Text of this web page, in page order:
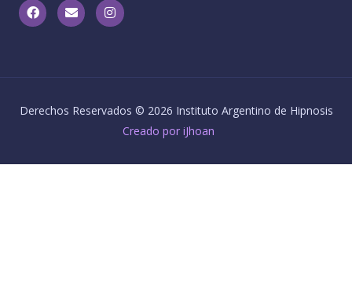
Derechos Reservados © 2026 Instituto Argentino de Hipnosis
Creado por iJhoan